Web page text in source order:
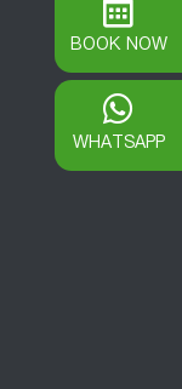
BOOK NOW
WHATSAPP